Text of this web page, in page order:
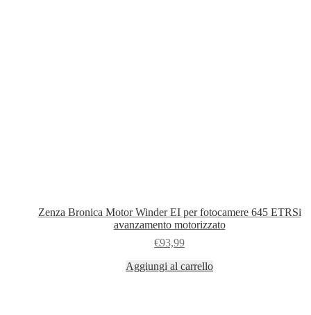
Zenza Bronica Motor Winder EI per fotocamere 645 ETRSi
avanzamento motorizzato
€93,99
Aggiungi al carrello